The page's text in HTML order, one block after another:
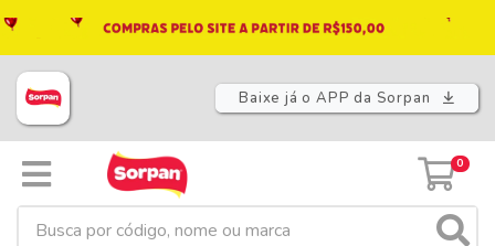
Baixe já o APP da Sorpan
0